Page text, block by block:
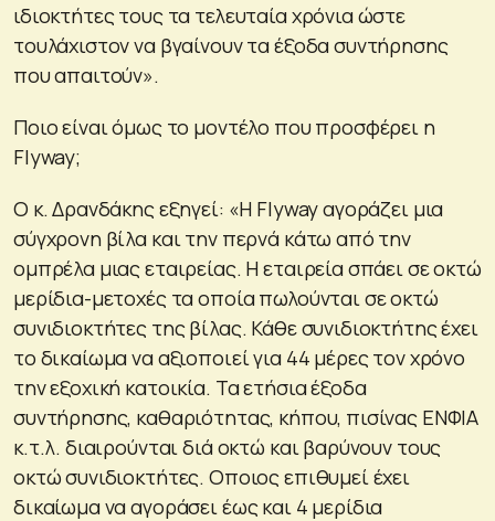
ιδιοκτήτες τους τα τελευταία χρόνια ώστε
τουλάχιστον να βγαίνουν τα έξοδα συντήρησης
που απαιτούν».
Ποιο είναι όμως το μοντέλο που προσφέρει η
Flyway;
Ο κ. Δρανδάκης εξηγεί: «Η Flyway αγοράζει μια
σύγχρονη βίλα και την περνά κάτω από την
ομπρέλα μιας εταιρείας. Η εταιρεία σπάει σε οκτώ
μερίδια-μετοχές τα οποία πωλούνται σε οκτώ
συνιδιοκτήτες της βίλας. Κάθε συνιδιοκτήτης έχει
το δικαίωμα να αξιοποιεί για 44 μέρες τον χρόνο
την εξοχική κατοικία. Τα ετήσια έξοδα
συντήρησης, καθαριότητας, κήπου, πισίνας ΕΝΦΙΑ
κ.τ.λ. διαιρούνται διά οκτώ και βαρύνουν τους
οκτώ συνιδιοκτήτες. Οποιος επιθυμεί έχει
δικαίωμα να αγοράσει έως και 4 μερίδια